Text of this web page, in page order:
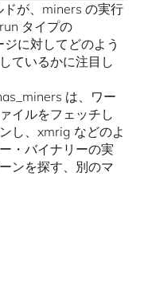
が、miners の実行
タイプの
に対してどのよう
ているかに注目し
は、ワー
イルをフェッチし
し、xmrig などのよ
・バイナリーの実
ンを探す、別のマ